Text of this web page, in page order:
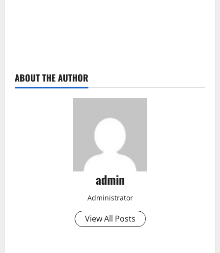
ABOUT THE AUTHOR
admin
Administrator
View All Posts